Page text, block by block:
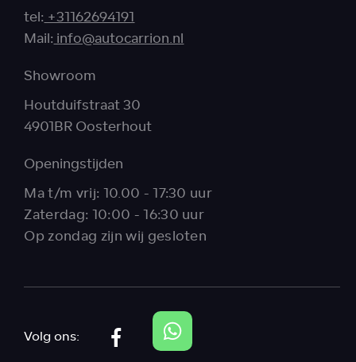
tel:+31162694191
Mail:info@autocarrion.nl
Showroom
Houtduifstraat 30
4901BR Oosterhout
Openingstijden
Ma t/m vrij: 10.00 - 17:30 uur
Zaterdag: 10:00 - 16:30 uur
Op zondag zijn wij gesloten
Volg ons: